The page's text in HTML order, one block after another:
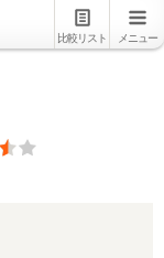
比較リスト メニュー